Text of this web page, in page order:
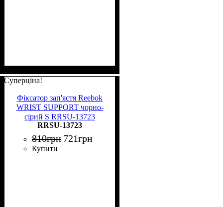
Суперціна!
Фіксатор зап'ястя Reebok
WRIST SUPPORT чорно-
сірий S RRSU-13723
RRSU-13723
810грн 721грн
Купити